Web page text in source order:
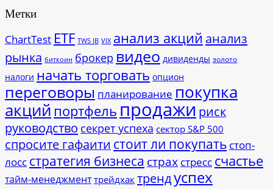
Метки
ChartTest ETF TWS IB VIX анализ акций анализ
рынка биткоин брокер видео дивиденды золото
налоги начать торговать опцион
переговоры планирование покупка
акций портфель продажи риск
руководство секрет успеха сектор S&P 500
спросите гафаити стоит ли покупать стоп-
лосс стратегия бизнеса страх стресс счастье
тайм-менеджмент трейдхак трендуспех